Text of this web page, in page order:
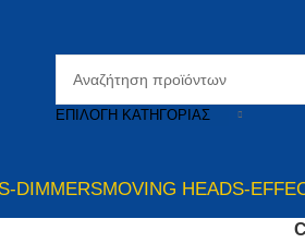
ΕΠΙΛΟΓΉ ΚΑΤΗΓΟΡΊΑΣ
DIMMERSMOVING HEADS-